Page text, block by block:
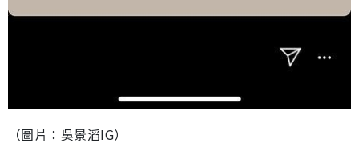
（圖片：吳景滔IG）